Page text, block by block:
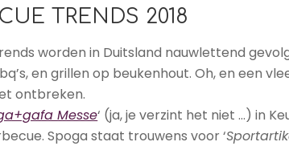
TRENDS 2018
worden in Duitsland nauwlettend
en grillen op beukenhout. Oh, en een
ontbreken.
Messe‘ (ja, je verzint het niet …) in
Spoga staat trouwens voor ‘